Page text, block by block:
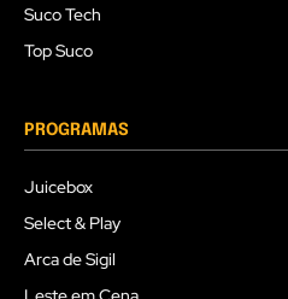
Suco Tech
Top Suco
PROGRAMAS
Juicebox
Select & Play
Arca de Sigil